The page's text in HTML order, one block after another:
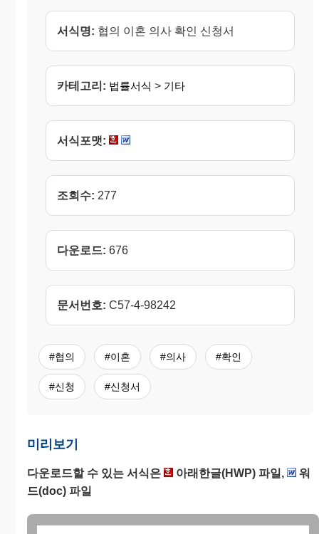
서식명: 협의 이혼 의사 확인 신청서
카테고리: 법률서식 > 기타
서식포맷:
조회수: 277
다운로드: 676
문서번호: C57-4-98242
#협의 #이혼 #의사 #확인
#신청 #신청서
미리보기
다운로드할 수 있는 서식은 아래한글(HWP) 파일,
워
드(doc) 파일